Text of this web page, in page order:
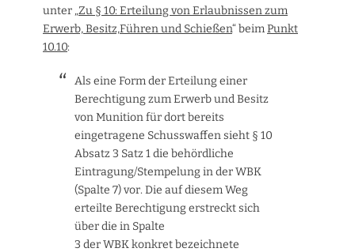
unter „Zu § 10: Erteilung von Erlaubnissen zum
Erwerb, Besitz,Führen und Schießen“ beimPunkt
10.10:
Als eine Form der Erteilung einer
Berechtigung zum Erwerb und Besitz
von Munition für dort bereits
eingetragene Schusswaffen sieht § 10
Absatz 3 Satz 1 die behördliche
Eintragung/Stempelung in der WBK
(Spalte 7) vor. Die auf diesem Weg
erteilte Berechtigung erstreckt sich
über die in Spalte
3 der WBK konkret bezeichnete